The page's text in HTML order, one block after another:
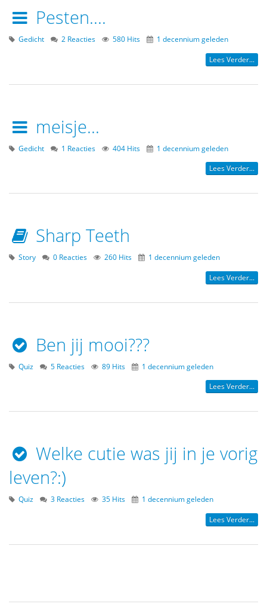
Pesten....
Gedicht 2 Reacties 580 Hits 1 decennium geleden
Lees Verder...
meisje...
Gedicht 1 Reacties 404 Hits 1 decennium geleden
Lees Verder...
Sharp Teeth
Story 0 Reacties 260 Hits 1 decennium geleden
Lees Verder...
Ben jij mooi???
Quiz 5 Reacties 89 Hits 1 decennium geleden
Lees Verder...
Welke cutie was jij in je vorig
leven?:)
Quiz 3 Reacties 35 Hits 1 decennium geleden
Lees Verder...